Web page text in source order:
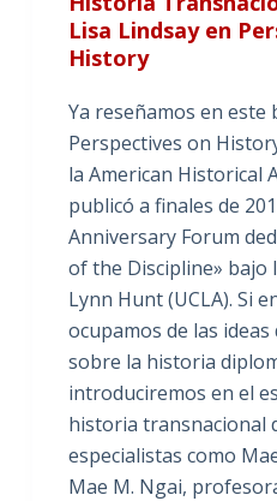
Lisa Lindsay en
History
Ya reseñamos en este
Perspectives on
la American Historical
publicó a finales de
Anniversary Forum
of the Discipline» bajo
Lynn Hunt (UCLA). Si
ocupamos de las ideas
sobre la historia
introduciremos en el
historia transnacional
especialistas como
Mae M. Ngai,